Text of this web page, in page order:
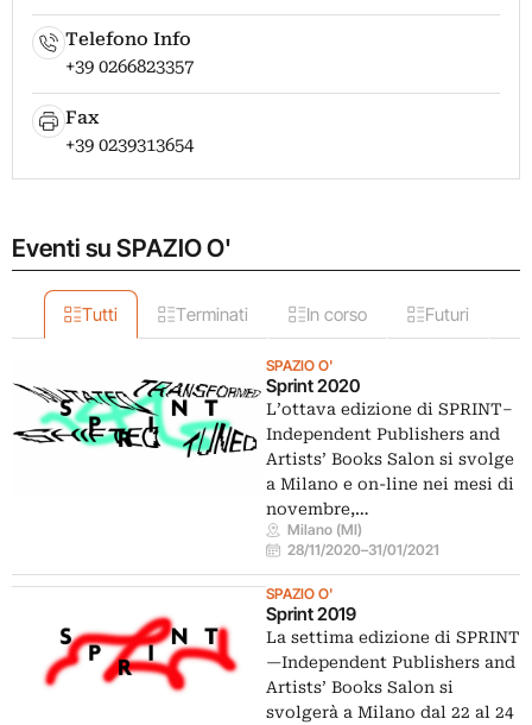
Telefono Info
+39 0266823357
Fax
+39 0239313654
Eventi su SPAZIO O'
Tutti Terminati In corso Futuri
SPAZIO O'
Sprint 2020
L’ottava edizione di SPRINT–
Independent Publishers and
Artists’ Books Salon si svolge
a Milano e on-line nei mesi di
novembre,…
Milano (MI)
28/11/2020–31/01/2021
SPAZIO O'
Sprint 2019
La settima edizione di SPRINT
—Independent Publishers and
Artists’ Books Salon si
svolgerà a Milano dal 22 al 24